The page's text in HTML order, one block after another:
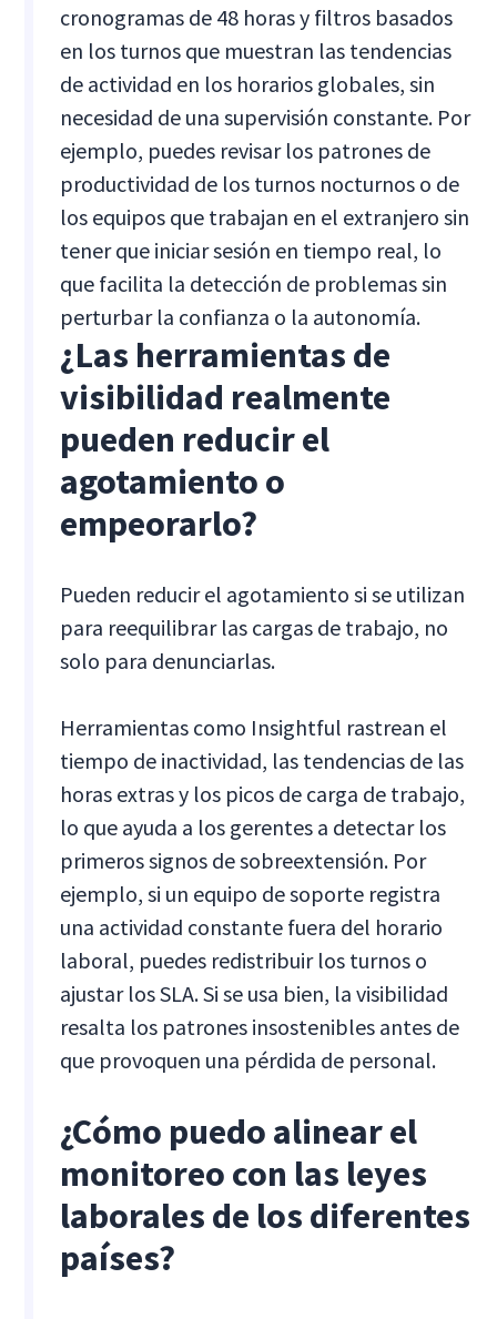
cronogramas de 48 horas y filtros basados
en los turnos que muestran las tendencias
de actividad en los horarios globales, sin
necesidad de una supervisión constante. Por
ejemplo, puedes revisar los patrones de
productividad de los turnos nocturnos o de
los equipos que trabajan en el extranjero sin
tener que iniciar sesión en tiempo real, lo
que facilita la detección de problemas sin
perturbar la confianza o la autonomía.
¿Las herramientas de
visibilidad realmente
pueden reducir el
agotamiento o
empeorarlo?
Pueden reducir el agotamiento si se utilizan
para reequilibrar las cargas de trabajo, no
solo para denunciarlas.
Herramientas como Insightful rastrean el
tiempo de inactividad, las tendencias de las
horas extras y los picos de carga de trabajo,
lo que ayuda a los gerentes a detectar los
primeros signos de sobreextensión. Por
ejemplo, si un equipo de soporte registra
una actividad constante fuera del horario
laboral, puedes redistribuir los turnos o
ajustar los SLA. Si se usa bien, la visibilidad
resalta los patrones insostenibles antes de
que provoquen una pérdida de personal.
¿Cómo puedo alinear el
monitoreo con las leyes
laborales de los diferentes
países?